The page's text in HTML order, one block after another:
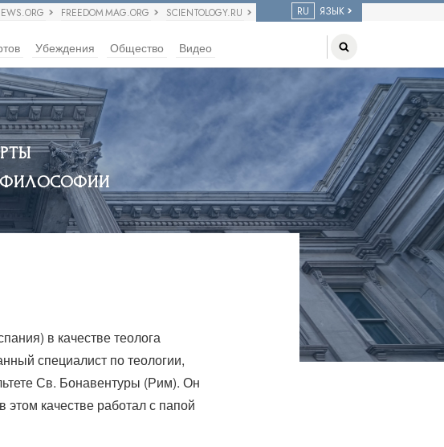
FREEDOM MAG.ORG SCIENTOLOGY.RU RU ЯЗЫК
Убеждения Общество Видео
в качестве теолога
специалист по теологии,
Св. Бонавентуры (Рим). Он
качестве работал с папой